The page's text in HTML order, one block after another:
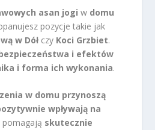
asan jogi w domu
pozycje takie jak
w Dółczy Koci Grzbiet.
i efektów
i forma ich wykonania.
w domu przynoszą
wpływają na
pomagają skutecznie